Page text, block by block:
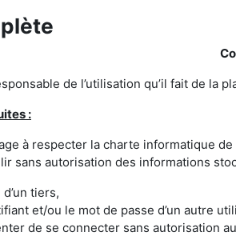
de l’utilisation qu’il fait de la
:
à respecter la charte informatique
sans autorisation des informations
tiers,
et/ou le mot de passe d’un autre
de se connecter sans autorisation